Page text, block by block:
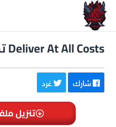
Deliver At All Costs تحميل مجانا
شارك غرد
تنزيل